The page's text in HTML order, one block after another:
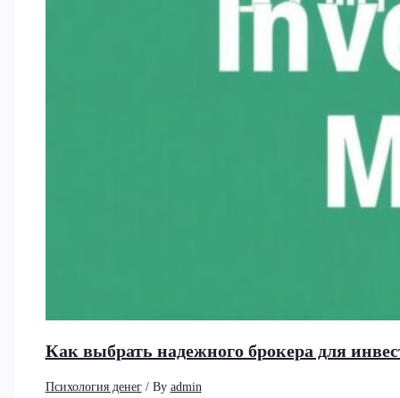
Как выбрать надежного брокера для
Психология денег/ By admin